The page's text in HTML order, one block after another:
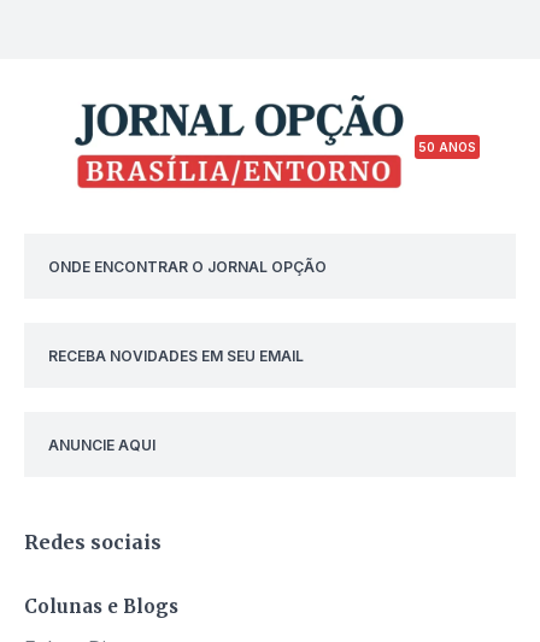
50 ANOS
ONDE ENCONTRAR O JORNAL OPÇÃO
RECEBA NOVIDADES EM SEU EMAIL
ANUNCIE AQUI
Redes sociais
Colunas e Blogs